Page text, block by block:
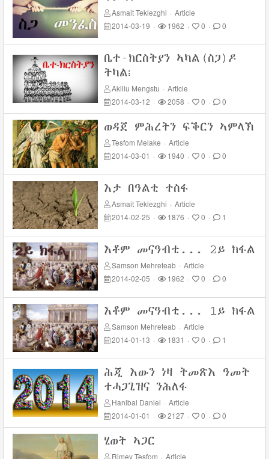
Asmait Teklezghi · Article
2014-03-19 · 1962 · 0 · 0
ቤተ-ክርስትያን ኣካል(ስጋ)ዶ
ትካል፧
Aklilu Mengstu · Article
2014-03-12 · 2058 · 0 · 0
ወዳጀ ምሕረትን ፍቕርን ኣምላኽ
Tesfom Melake · Article
2014-03-01 · 1940 · 0 · 0
እታ በዓልቲ ተስፋ
Asmait Teklezghi · Article
2014-02-25 · 1876 · 0 · 1
እቶም መናዓብቲ... 2ይ ክፋል
Samson Mehreteab · Article
2014-02-05 · 1962 · 0 · 0
እቶም መናዓብቲ... 1ይ ክፋል
Samson Mehreteab · Article
2014-01-13 · 1831 · 0 · 1
ሕጂ እውን ነዛ ትመጽእ ዓመት
ተሓጋጊዝና ንሕለፋ
Hanibal Daniel · Article
2014-01-01 · 2127 · 0 · 0
ሂወት ኣጋር
Rimey Tesfom · Article